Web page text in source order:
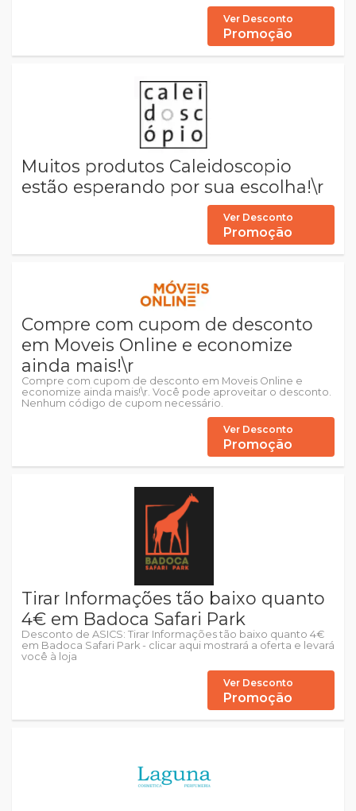
Ver Desconto
Promoção
Muitos produtos Caleidoscopio
estão esperando por sua escolha!\r
Ver Desconto
Promoção
Compre com cupom de desconto
em Moveis Online e economize
ainda mais!\r
Compre com cupom de desconto em Moveis Online e
economize ainda mais!\r. Você pode aproveitar o desconto.
Nenhum código de cupom necessário.
Ver Desconto
Promoção
Tirar Informações tão baixo quanto
4€ em Badoca Safari Park
Desconto de ASICS: Tirar Informações tão baixo quanto 4€
em Badoca Safari Park - clicar aqui mostrará a oferta e levará
você à loja
Ver Desconto
Promoção